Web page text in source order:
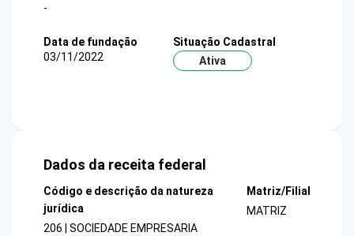
-
Data de fundação
03/11/2022
Situação Cadastral
Ativa
Dados da receita federal
Código e descrição da natureza
jurídica
206 | SOCIEDADE EMPRESARIA
Matriz/Filial
MATRIZ